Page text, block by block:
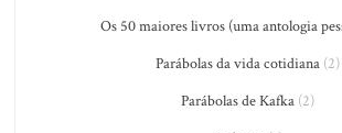
Os 50 maiores livros (uma antologia
Parábolas da vida cotidiana(2)
Parábolas de Kafka(2)